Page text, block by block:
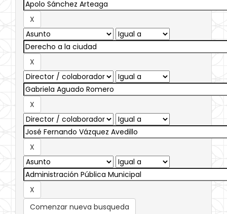
Comenzar nueva busqueda